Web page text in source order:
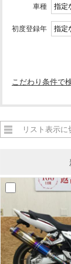
車種
初度登録年
こだわり条件で
リスト表示に